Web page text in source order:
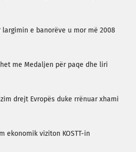
largimin e banorëve u mor më 2008
me Medaljen për paqe dhe liri
drejt Evropës duke rrënuar xhami
ekonomik viziton KOSTT-in